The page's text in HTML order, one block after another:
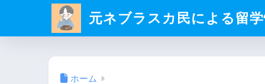
元ネブラスカ民による留
ホーム